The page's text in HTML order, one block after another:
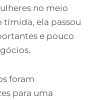
no meio
ela passou
e pouco
foram
para uma